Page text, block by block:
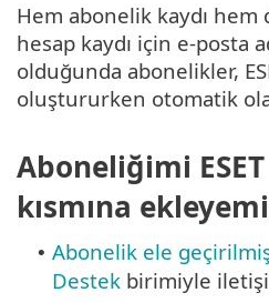
Hem abonelik kaydı hem
hesap kaydı için e-posta
olduğunda abonelikler,
oluştururken otomatik
Aboneliğimi
kısmına
• Abonelik ele
Destek birimiyle